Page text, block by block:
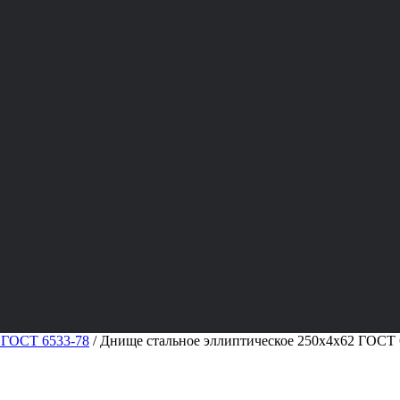
ГОСТ 6533-78 / Днище стальное эллиптическое 250х4х62 ГОСТ